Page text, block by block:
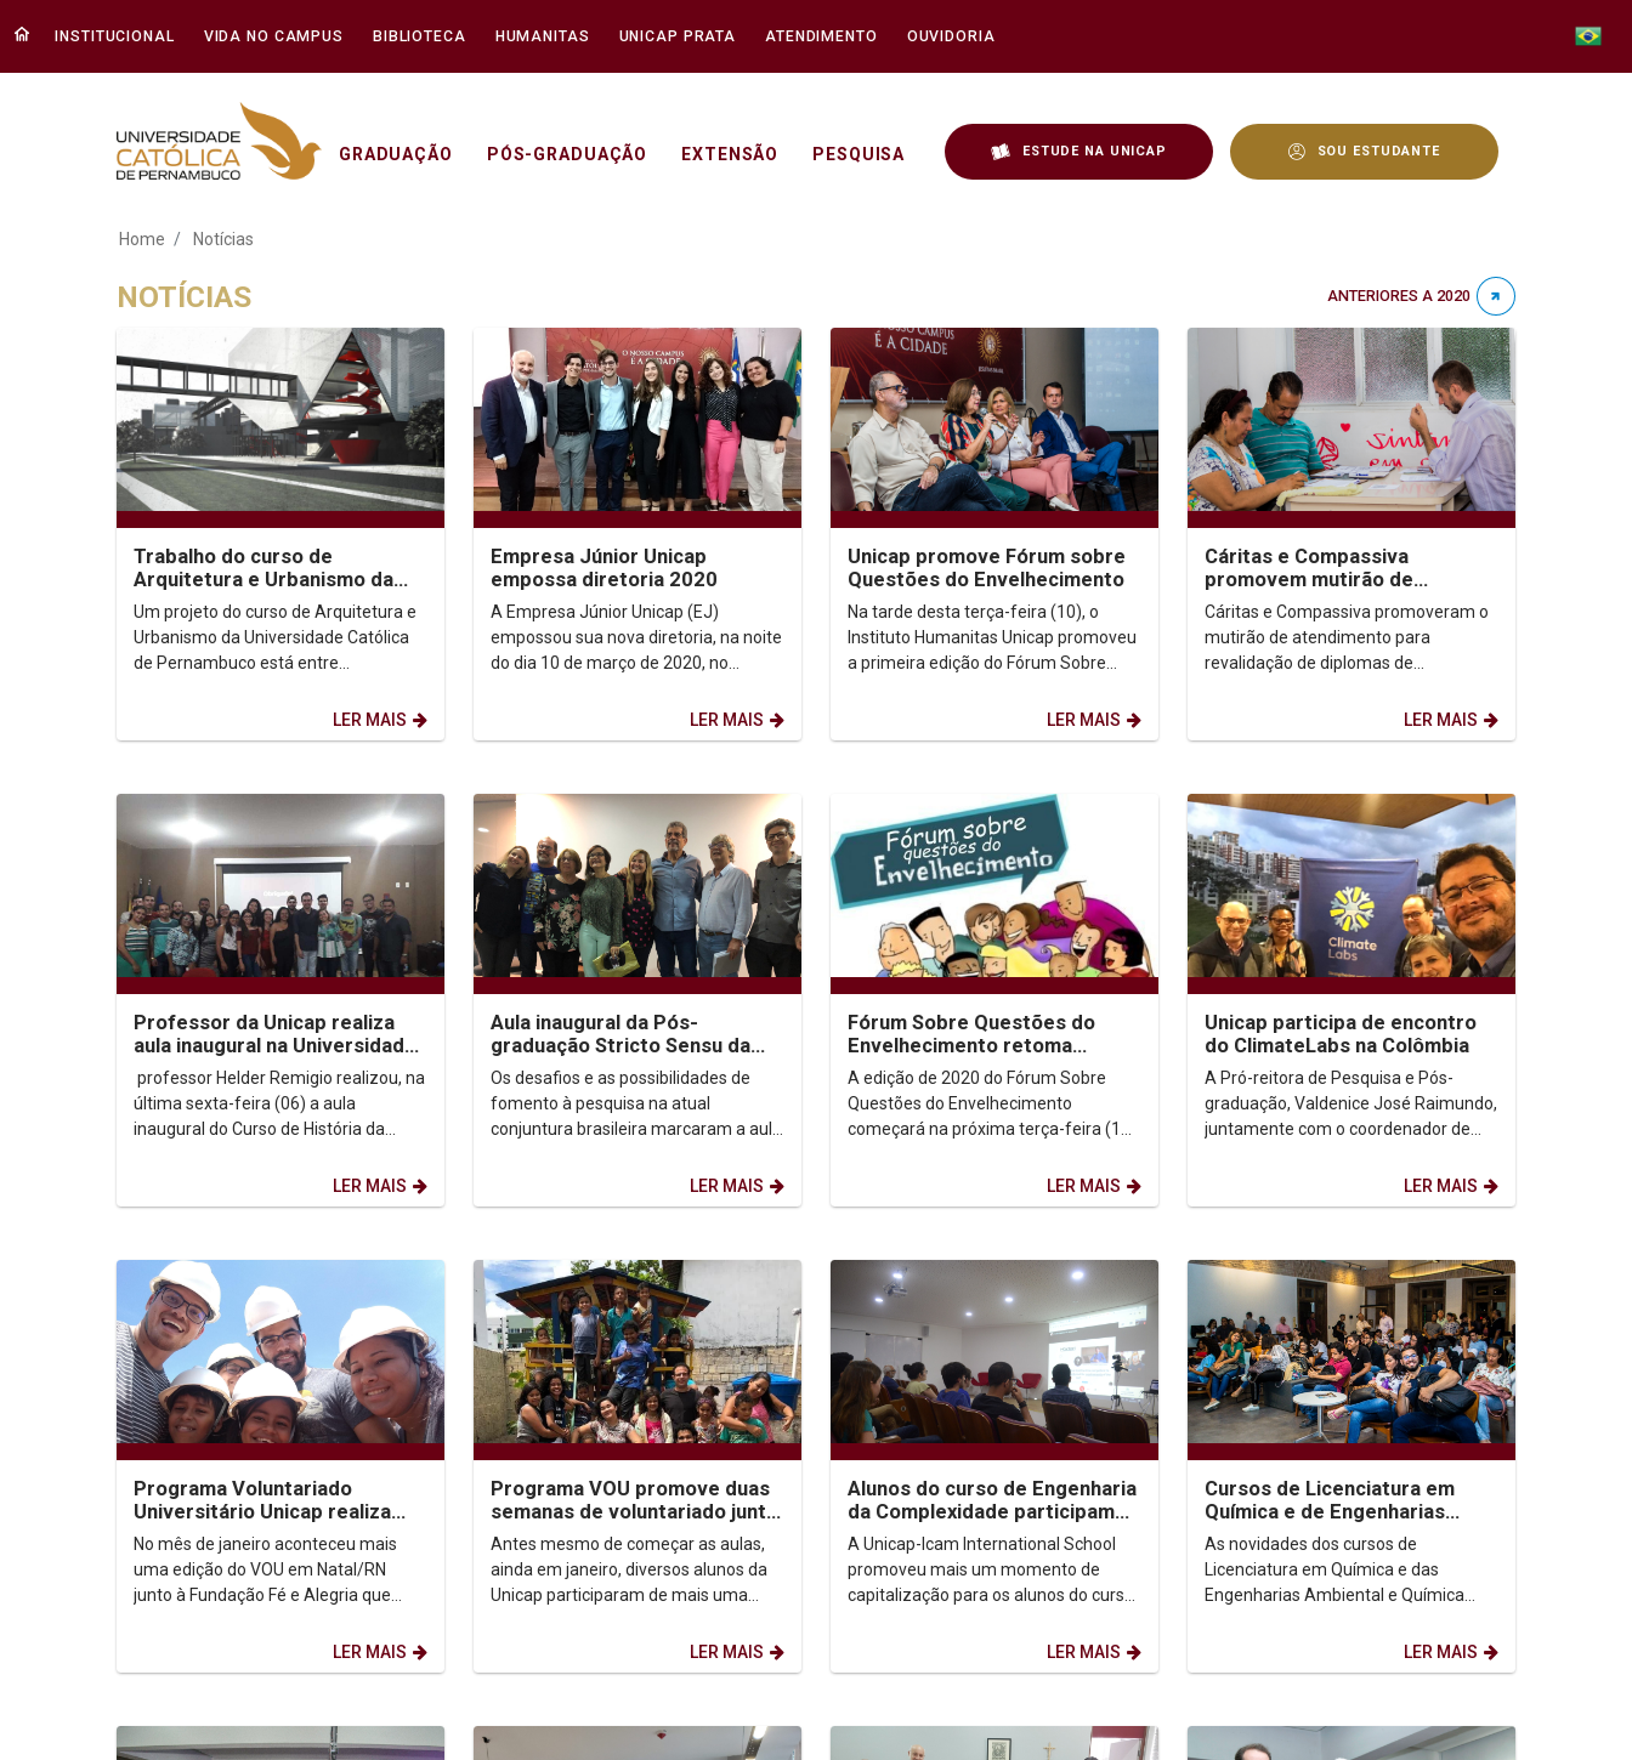
INSTITUCIONAL VIDA NO CAMPUS BIBLIOTECA HUMANITAS UNICAP PRATA ATENDIMENTO OUVIDORIA
GRADUAÇÃO PÓS-GRADUAÇÃO EXTENSÃO PESQUISA ESTUDE NA UNICAP SOU ESTUDANTE
Notícias - Unicap
Home Notícias
NOTÍCIAS ANTERIORES A 2020
Trabalho do curso de
Arquitetura e Urbanismo da
Unicap finalista do 29º Opera
Prima
Um projeto do curso de Arquitetura e
Urbanismo da Universidade Católica
de Pernambuco está entre
LER MAIS
Empresa Júnior Unicap
empossa diretoria 2020
A Empresa Júnior Unicap (EJ)
empossou sua nova diretoria, na noite
do dia 10 de março de 2020, no
LER MAIS
Unicap promove Fórum sobre
Questões do Envelhecimento
Na tarde desta terça-feira (10), o
Instituto Humanitas Unicap promoveu
a primeira edição do Fórum Sobre
LER MAIS
Cáritas e Compassiva
promovem mutirão de
atendimento para revalidação
de diplomas a refugiados e...
Cáritas e Compassiva promoveram o
mutirão de atendimento para
revalidação de diplomas de
venezuelanos. A ação faz parte do ...
LER MAIS
Professor da Unicap realiza
aula inaugural na Universidade
do Estado de Alagoas
professor Helder Remigio realizou, na
última sexta-feira (06) a aula
inaugural do Curso de História da
LER MAIS
Aula inaugural da Pós-
graduação Stricto Sensu da
Unicap aborda os desafios e
perspectivas de...
Os desafios e as possibilidades de
fomento à pesquisa na atual
conjuntura brasileira marcaram a aula
LER MAIS
Fórum Sobre Questões do
Envelhecimento retoma
atividades no dia 10 de março
A edição de 2020 do Fórum Sobre
Questões do Envelhecimento
começará na próxima terça-feira (10),
LER MAIS
Unicap participa de encontro
do ClimateLabs na Colômbia
A Pró-reitora de Pesquisa e Pós-
graduação, Valdenice José Raimundo,
juntamente com o coordenador de
LER MAIS
Programa Voluntariado
Universitário Unicap realiza
ação em Natal/RN
No mês de janeiro aconteceu mais
uma edição do VOU em Natal/RN
junto à Fundação Fé e Alegria que
LER MAIS
Programa VOU promove duas
semanas de voluntariado junto
ao Fé e Alegria em João
Pessoa
Antes mesmo de começar as aulas,
ainda em janeiro, diversos alunos da
Unicap participaram de mais uma
LER MAIS
Alunos do curso de Engenharia
da Complexidade participam
de mais um momento de
capitalização
A Unicap-Icam International School
promoveu mais um momento de
capitalização para os alunos do curso
LER MAIS
Cursos de Licenciatura em
Química e de Engenharias
Ambiental e Química
apresentam novidades
As novidades dos cursos de
Licenciatura em Química e das
Engenharias Ambiental e Química
inaugural do semestre letivo. O...
LER MAIS